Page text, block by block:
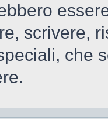
scrivere,
che